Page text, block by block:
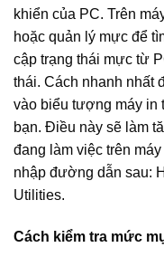
khiển của PC. Trên
hoặc quản lý mực để
cập trạng thái mực từ
thái. Cách nhanh nhất
vào biểu tượng máy in
bạn. Điều này sẽ làm
đang làm việc trên
nhập đường dẫn sau:
Utilities.
Cách kiểm tra mức